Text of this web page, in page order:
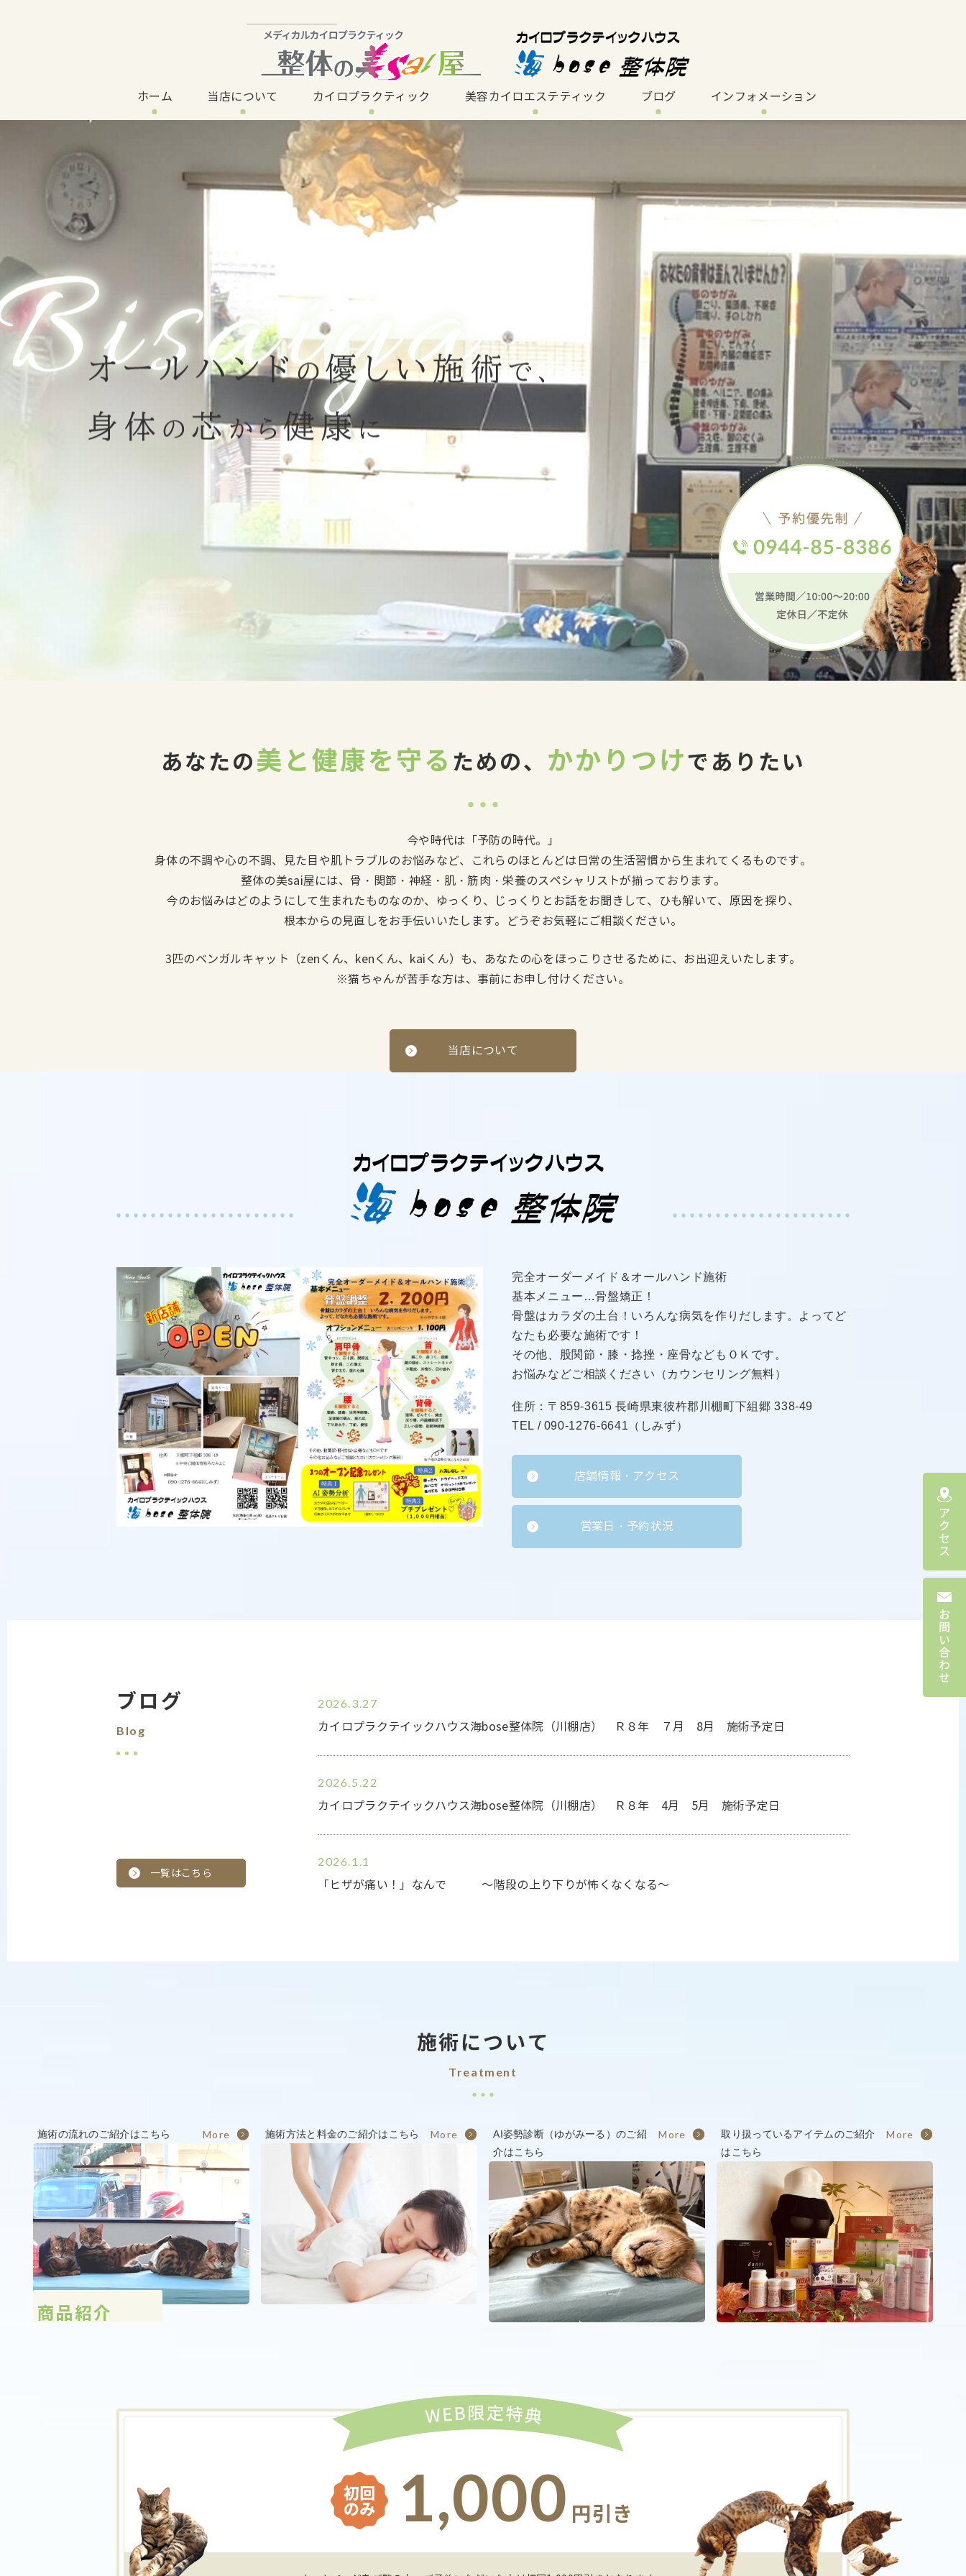
ホーム 当店について カイロプラクティック 美容カイロエステティック ブログ インフォメーション
あなたの美と健康を守る ための、 かかりつけでありたい
今や時代は「予防の時代。」
身体の不調や心の不調、見た目や肌トラブルのお悩みなど、これらのほとんどは日常の生活習慣から生まれてくるものです。
整体の美sai屋には、骨・関節・神経・肌・筋肉・栄養のスペシャリストが揃っております。
今のお悩みはどのようにして生まれたものなのか、ゆっくり、じっくりとお話をお聞きして、ひも解いて、原因を探り、
根本からの見直しをお手伝いいたします。どうぞお気軽にご相談ください。
3匹のベンガルキャット（zenくん、kenくん、kaiくん）も、あなたの心をほっこりさせるために、お出迎えいたします。
※猫ちゃんが苦手な方は、事前にお申し付けください。
当店について
完全オーダーメイド＆オールハンド施術
基本メニュー…骨盤矯正！
骨盤はカラダの土台！いろんな病気を作りだします。よってど
なたも必要な施術です！
その他、股関節・膝・捻挫・座骨などもＯＫです。
お悩みなどご相談ください（カウンセリング無料）
住所：〒859-3615 長崎県東彼杵郡川棚町下組郷 338-49
TEL / 090-1276-6641（しみず）
店舗情報・アクセス
営業日・予約状況
ブログ
Blog
一覧はこちら
2026.3.27
カイロプラクテイックハウス海bose整体院（川棚店） Ｒ８年 ７月 8月 施術予定日
2026.5.22
カイロプラクテイックハウス海bose整体院（川棚店） Ｒ８年 4月 5月 施術予定日
2026.1.1
「ヒザが痛い！」なんで ～階段の上り下りが怖くなくなる～
カイロプラクテイックハウス海bose整体院（川棚店） Ｒ８年 １月 ２月 施術予定日
カイロプラクテイックハウス海bose整体院（川棚店） Ｒ７ １２月オープン予定日
施術について
Treatment
施術の流れ
施術の流れのご紹介はこちら More
施術メニュー
施術方法と料金のご紹介はこちら More
AI姿勢診断
AI姿勢診断（ゆがみーる）のご紹
介はこちら
More
商品紹介
取り扱っているアイテムのご紹介
はこちら
More
1,000 円引き